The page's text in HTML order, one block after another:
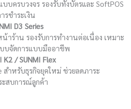
บครบวงจร รองรับทั้งบัตรและ SoftPOS
รชำระเงิน
D3 Series
น้าร้าน รองรับการทำงานต่อเนื่อง เหมาะ
บจัดการแบบมืออาชีพ
K2 / SUNMI Flex
สำหรับธุรกิจยุคใหม่ ช่วยลดภาระ
สบการณ์ลูกค้า